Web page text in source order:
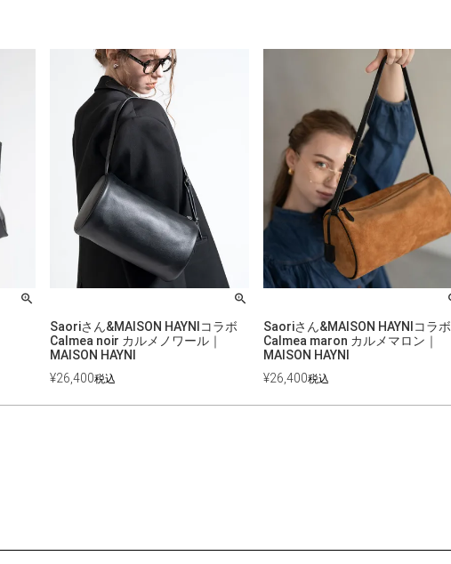
Saoriさん&MAISON HAYNIコラボ
Calmea noir カルメノワール｜
MAISON HAYNI
¥26,400税込
Saoriさん&MAISON HAYNIコラボ
Calmea maron カルメマロン｜
MAISON HAYNI
¥26,400税込